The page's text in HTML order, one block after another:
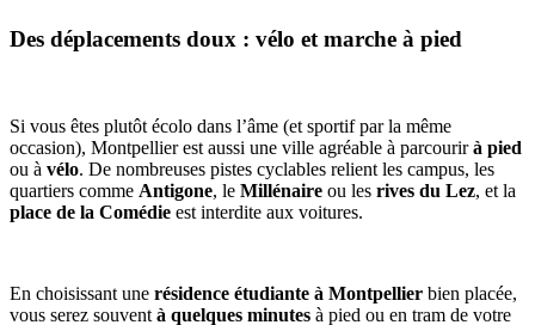
Des déplacements doux : vélo et marche à pied
Si vous êtes plutôt écolo dans l’âme (et sportif par la même
occasion), Montpellier est aussi une ville agréable à parcourirà pied
ou à vélo. De nombreuses pistes cyclables relient les campus, les
quartiers comme Antigone, le Millénaire ou les rives du Lez, et la
place de la Comédie est interdite aux voitures.
En choisissant une résidence étudiante à Montpellier bien placée,
vous serez souvent à quelques minutes à pied ou en tram de votre